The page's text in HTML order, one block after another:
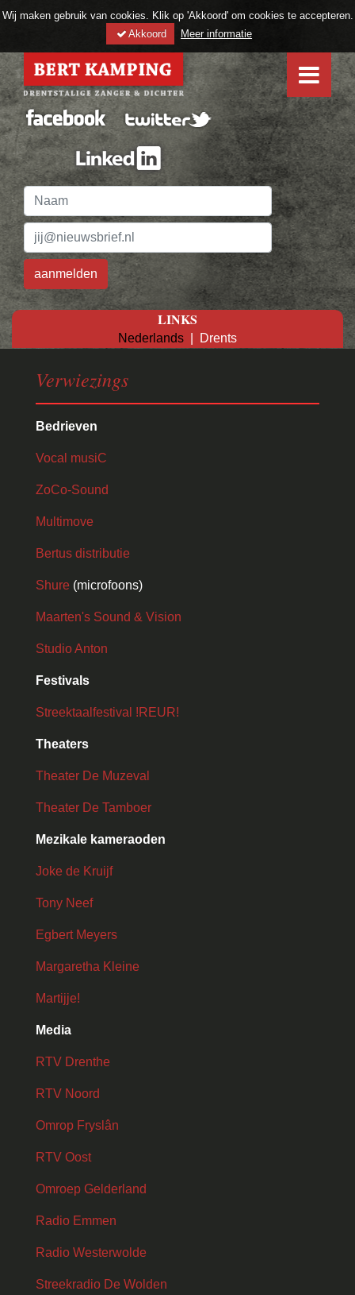
Wij maken gebruik van cookies. Klik op 'Akkoord' om cookies te accepteren.
Akkoord
Meer informatie
LINKS
Nederlands Drents
Verwiezings
Bedrieven
Vocal musiC
ZoCo-Sound
Multimove
Bertus distributie
Shure (microfoons)
Maarten's Sound & Vision
Studio Anton
Festivals
Streektaalfestival !REUR!
Theaters
Theater De Muzeval
Theater De Tamboer
Mezikale kameraoden
Joke de Kruijf
Tony Neef
Egbert Meyers
Margaretha Kleine
Martijje!
Media
RTV Drenthe
RTV Noord
Omrop Fryslân
RTV Oost
Omroep Gelderland
Radio Emmen
Radio Westerwolde
Streekradio De Wolden